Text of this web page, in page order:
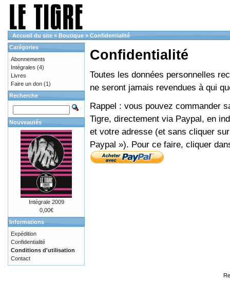
Accueil du site » Boutique » Confidentialité
Confidentialité
Toutes les données personnelles
ne seront jamais revendues à qui
Rappel : vous pouvez commander
Tigre, directement via Paypal, en
et votre adresse (et sans cliquer
Paypal »). Pour ce faire, cliquer
Catégories
Abonnements
Intégrales (4)
Livres
Faire un don (1)
Recherche
Nouveautés
Intégrale 2009
0,00€
Informations
Expédition
Confidentialité
Conditions d'utilisation
Contact